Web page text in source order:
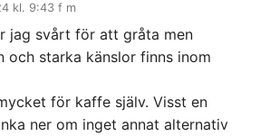
kl. 9:43 f m
jag svårt för att gråta men
och starka känslor finns inom
för kaffe själv. Visst en
ner om inget annat alternativ